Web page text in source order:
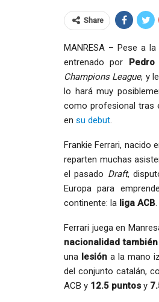
Share
MANRESA – Pese a
entrenado por
Champions League, y
lo hará muy
como profesional tras
en su debut.
Frankie Ferrari, nacido
reparten muchas
el pasado Draft,
Europa para
continente: la liga ACB.
Ferrari juega en
nacionalidad
una lesión a la mano
del conjunto catalán,
ACB y 12.5 puntos y